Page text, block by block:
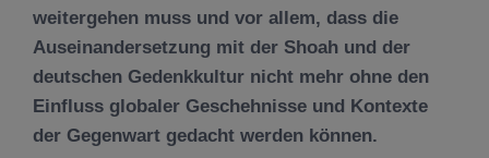
weitergehen muss und vor allem, dass die
Auseinandersetzung mit der Shoah und der
deutschen Gedenkkultur nicht mehr ohne den
Einfluss globaler Geschehnisse und Kontexte
der Gegenwart gedacht werden können.